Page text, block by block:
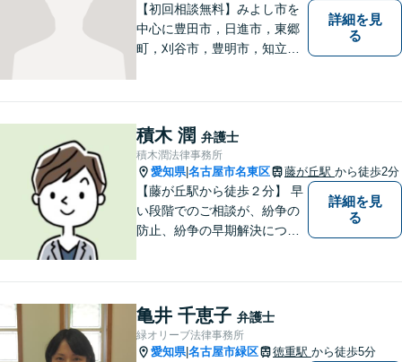
【初回相談無料】みよし市を
中心に豊田市，日進市，東郷
町，刈谷市，豊明市，知立市
にこだわり，依頼者との「信
頼関係」を大切にしていま
す。
詳細を見
る
積木 潤 弁護士
積木潤法律事務所
愛知県|名古屋市名東区 藤が丘駅 から徒歩2分
【藤が丘駅から徒歩２分】 早
い段階でのご相談が、紛争の
防止、紛争の早期解決につな
詳細を見
る
亀井 千恵子 弁護士
緑オリーブ法律事務所
愛知県|名古屋市緑区 徳重駅 から徒歩5分